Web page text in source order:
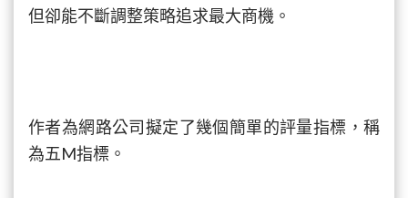
但卻能不斷調整策略追求最大商機。
作者為網路公司擬定了幾個簡單的評量指標，稱
為五M指標。